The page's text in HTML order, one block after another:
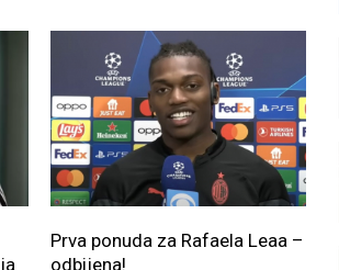
Prva ponuda za Rafaela Leaa –
odbijena!